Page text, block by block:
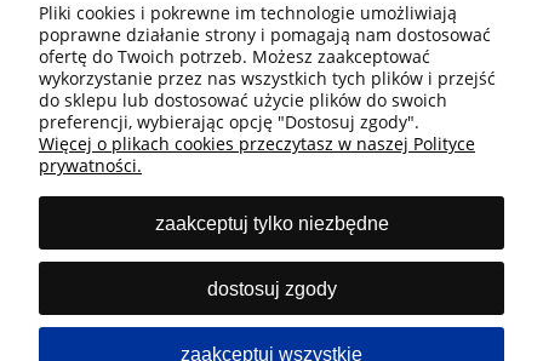
Informacje
Płatność i dostawa
Moje konto
Kontakt
Infolinia
Pliki cookies i pokrewne im technologie umożliwiają
poprawne działanie strony i pomagają nam dostosować
ofertę do Twoich potrzeb. Możesz zaakceptować
wykorzystanie przez nas wszystkich tych plików i przejść
do sklepu lub dostosować użycie plików do swoich
preferencji, wybierając opcję "Dostosuj zgody".
Więcej o plikach cookies przeczytasz w naszej Polityce
prywatności.
zaakceptuj tylko niezbędne
dostosuj zgody
zaakceptuj wszystkie